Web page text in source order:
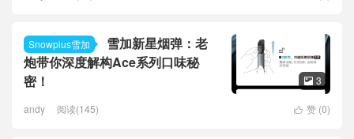
Snowplus雪加
雪加新星烟弹：老
炮带你深度解构Ace系列口味秘
密！
 3
 赞 (0)
andy 阅读(145)